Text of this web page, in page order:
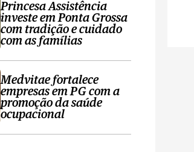
Princesa Assistência
investe em Ponta Grossa
com tradição e cuidado
com as famílias
Medvitae fortalece
empresas em PG com a
promoção da saúde
ocupacional